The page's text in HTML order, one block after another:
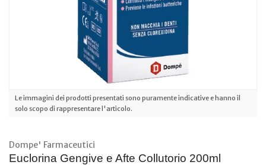
Le immagini dei prodotti presentati sono puramente indicative e hanno il
solo scopo di rappresentare l'articolo.
Dompe' Farmaceutici
Euclorina Gengive e Afte Collutorio 200ml